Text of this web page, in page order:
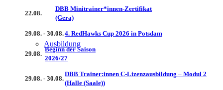
Ausbildung
22.08.
DBB Minitrainer*innen-Zertifikat
(Gera)
29.08. - 30.08.4. RedHawks Cup 2026 in Potsdam
29.08.
Beginn der Saison
2026/27
29.08. - 30.08.
DBB Trainer:innen C-Lizenzausbildung – Modul 2
(Halle (Saale))